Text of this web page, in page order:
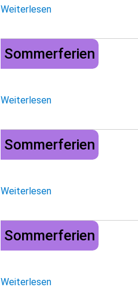
Weiterlesen
Sommerferien
Weiterlesen
Sommerferien
Weiterlesen
Sommerferien
Weiterlesen